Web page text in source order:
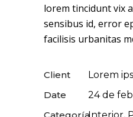
lorem tincidunt vix
sensibus id, error
facilisis urbanitas
Client
Lorem
Date
24 de
CategoríaInterior,